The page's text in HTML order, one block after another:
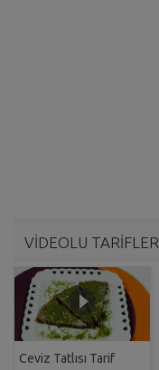
VİDEOLU TARİFLER
Ceviz Tatlısı Tarif